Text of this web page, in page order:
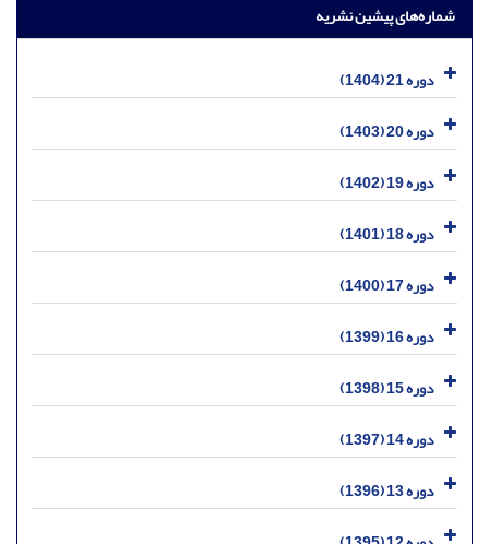
شماره‌های پیشین نشریه
دوره 21 (1404)
دوره 20 (1403)
دوره 19 (1402)
دوره 18 (1401)
دوره 17 (1400)
دوره 16 (1399)
دوره 15 (1398)
دوره 14 (1397)
دوره 13 (1396)